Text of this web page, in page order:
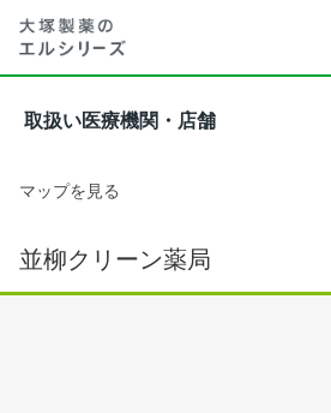
取扱い医療機関・店舗
マップを見る
並柳クリーン薬局